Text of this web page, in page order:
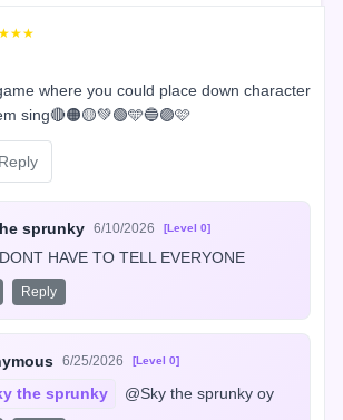
where you could place down character
sing🔴🟠🟡💚🟢🩵🔵🟣🩷
Reply
sprunky 6/10/2026 [Level 0]
HAVE TO TELL EVERYONE
Reply
6/25/2026 [Level 0]
the sprunky @Sky the sprunky oy